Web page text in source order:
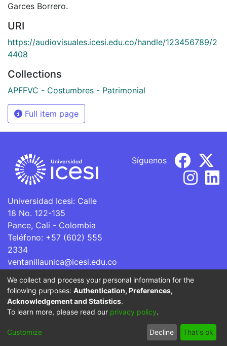
Garces Borrero.
URI
https://audiovisuales.icesi.edu.co/handle/123456789/2
4408
Collections
APFFVC - Costumbres - Patrimonial
Full item page
Universidad Icesi: Calle
18 No. 122-135
Pance, Cali - Colombia
Teléfono: +57 (602) 555
2334
ventanillaunica@icesi.edu.co
Síguenos
La Universidad Icesi es una Institución de Educación
Superior que se encuentra sujeta a inspección y vigilancia
por parte del Ministerio de Educación Nacional.
Cookie
End User
Agreement
Send
Feedback
We collect and process your personal information for the
following purposes: Authentication, Preferences,
Acknowledgement and Statistics.
To learn more, please read our privacy policy.
Customize Decline That's ok